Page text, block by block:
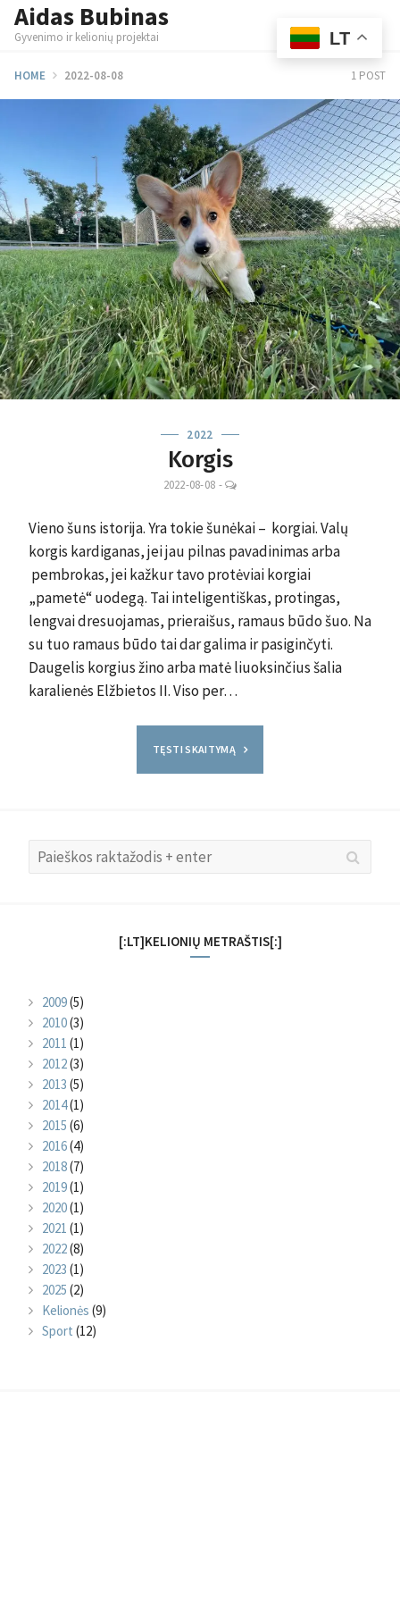
SkipAidas Bubinas
Gyvenimo ir kelionių projektai
HOME 2022-08-08 1 POST
2022
Korgis
2022-08-08 -
LEAVE
Vieno šuns istorija. Yra tokie šunėkai – korgiai. Valų
korgis kardiganas, jei jau pilnas pavadinimas arba
pembrokas, jei kažkur tavo protėviai korgiai
„pametė“ uodegą. Tai inteligentiškas, protingas,
lengvai dresuojamas, prieraišus, ramaus būdo šuo. Na
su tuo ramaus būdo tai dar galima ir pasiginčyti.
Daugelis korgius žino arba matė liuoksinčius šalia
karalienės Elžbietos II. Viso per…
TĘSTI SKAITYMĄ
Search
[:LT]KELIONIŲ METRAŠTIS[:]
2009(5)
2010(3)
2011 (1)
2012(3)
2013 (5)
2014(1)
2015 (6)
2016(4)
2018(7)
2019(1)
2020(1)
2021 (1)
2022(8)
2023 (1)
2025 (2)
Kelionės (9)
Sport (12)
LT